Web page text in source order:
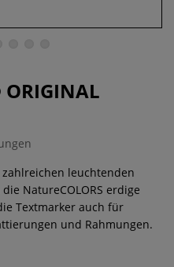
leuchtenden
NatureCOLORS erdige
Textmarker auch für
und Rahmungen.